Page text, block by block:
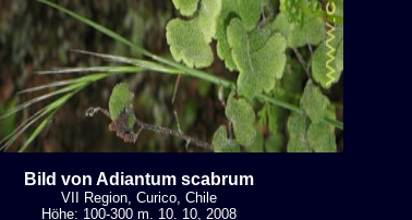
Bild von Adiantum scabrum
VII Region, Curico, Chile
Höhe: 100-300 m. 10. 10, 2008